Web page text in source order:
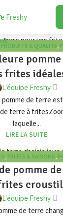
& QUALITÉ,
LES PROFESSIONNELS
frites
L'équipe Freshy
pomme de terre
terre à
laquelle...
LIRE LA SUITE
, FRITES & SAISONS,
pomme
L'équipe Freshy
de terre